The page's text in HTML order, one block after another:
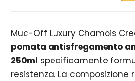
Muc-Off Luxury Chamois
pomata antisfregamento
250ml specificamente
resistenza. La composizione